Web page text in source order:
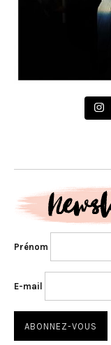
Prénom
E-mail